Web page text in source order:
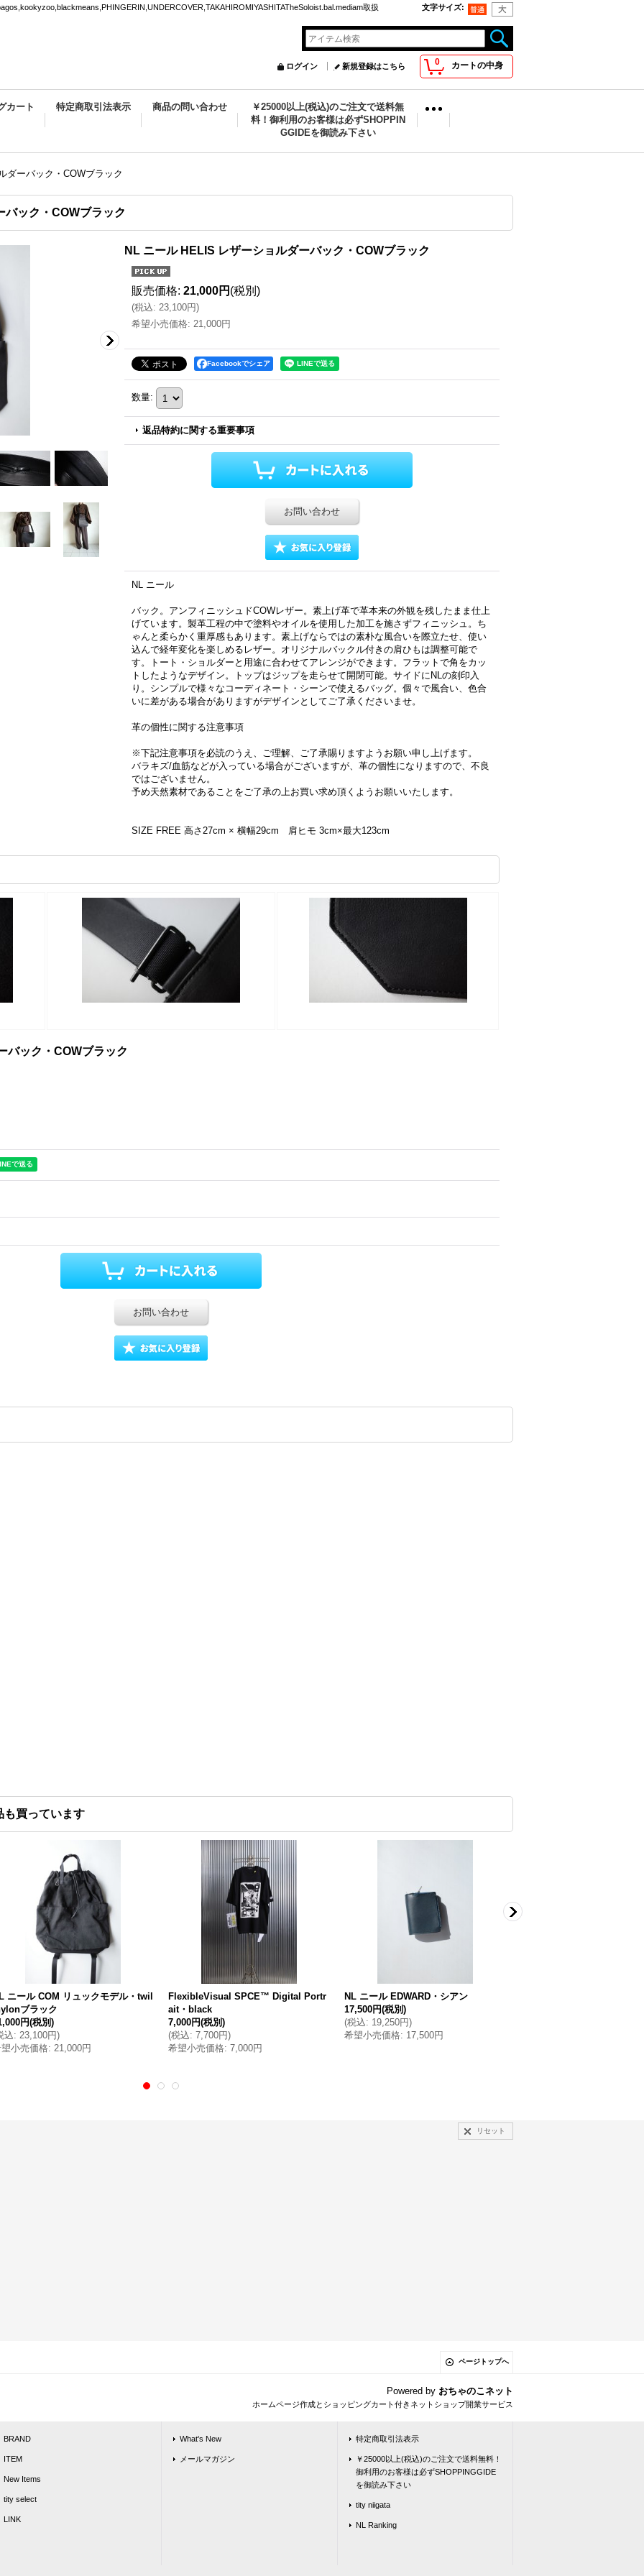
取扱 文字サイズ:
0 カートの中身
ログイン 新規登録はこちら
カート 特定商取引法表示 商品の問い合わせ
￥25000以上(税込)のご注文で送料無
料！御利用のお客様は必ずSHOPPIN
GGIDEを御読み下さい
ダーバック・COWブラック
ック・COWブラック
NL ニール HELIS レザーショルダーバック・COWブラック
販売価格: 21,000円 (税別)
(税込: 23,100円)
希望小売価格: 21,000円
Facebookでシェア
数量:
返品特約に関する重要事項
お問い合わせ
NL ニール
バック。アンフィニッシュドCOWレザー。素上げ革で革本来の外観を残したまま仕上
げています。製革工程の中で塗料やオイルを使用した加工を施さずフィニッシュ。ち
ゃんと柔らかく重厚感もあります。素上げならではの素朴な風合いを際立たせ、使い
込んで経年変化を楽しめるレザー。オリジナルバックル付きの肩ひもは調整可能で
す。トート・ショルダーと用途に合わせてアレンジができます。フラットで角をカッ
トしたようなデザイン。トップはジップを走らせて開閉可能。サイドにNLの刻印入
り。シンプルで様々なコーディネート・シーンで使えるバッグ。個々で風合い、色合
いに差がある場合がありますがデザインとしてご了承くださいませ。
革の個性に関する注意事項
※下記注意事項を必読のうえ、ご理解、ご了承賜りますようお願い申し上げます。
バラキズ/血筋などが入っている場合がございますが、革の個性になりますので、不良
ではございません。
予め天然素材であることをご了承の上お買い求め頂くようお願いいたします。
SIZE FREE 高さ27cm × 横幅29cm 肩ヒモ 3cm×最大123cm
バック・COWブラック
お問い合わせ
も買っています
ニール COM リュックモデル・twil
ブラック
円(税別)
込: 23,100円)
小売価格: 21,000円
FlexibleVisual SPCE™ Digital Portr
ait・black
7,000円(税別)
(税込: 7,700円)
希望小売価格: 7,000円
NL ニール EDWARD・シアン
17,500円(税別)
(税込: 19,250円)
希望小売価格: 17,500円
リセット
ページトップへ
Powered by おちゃのこネット
ホームページ作成とショッピングカート付きネットショップ開業サービス
BRAND
ITEM
New Items
tity select
LINK
What's New
メールマガジン
特定商取引法表示
￥25000以上(税込)のご注文で送料無料！
御利用のお客様は必ずSHOPPINGGIDE
を御読み下さい
tity niigata
NL Ranking